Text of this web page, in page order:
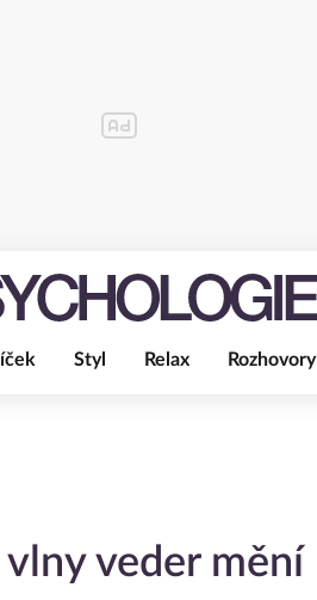
Styl Relax Rozhovory
veder mění